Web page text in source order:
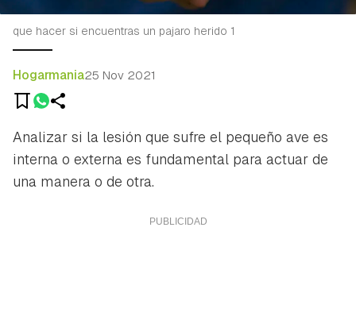
que hacer si encuentras un pajaro herido 1
Hogarmania25 Nov 2021
Analizar si la lesión que sufre el pequeño ave es
interna o externa es fundamental para actuar de
una manera o de otra.